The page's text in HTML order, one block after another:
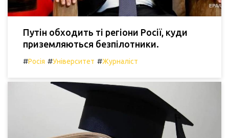
Путін обходить ті регіони Росії, куди
приземляються безпілотники.
#Росія #Університет #Журналіст